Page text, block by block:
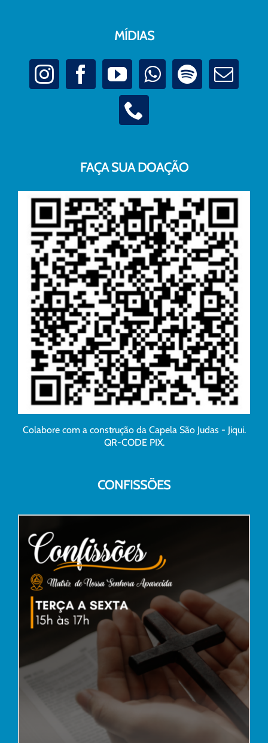
MÍDIAS
FAÇA SUA DOAÇÃO
Colabore com a construção da Capela São Judas - Jiqui.
QR-CODE PIX.
CONFISSÕES